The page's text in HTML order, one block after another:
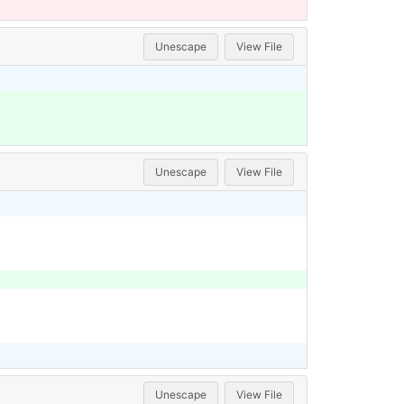
Unescape View File
Unescape View File
Unescape View File